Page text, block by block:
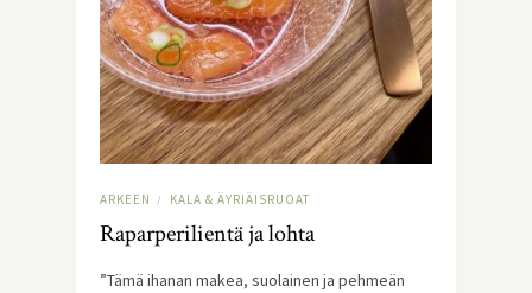
ARKEEN / KALA & ÄYRIÄISRUOAT
Raparperilientä ja lohta
”Tämä ihanan makea, suolainen ja pehmeän